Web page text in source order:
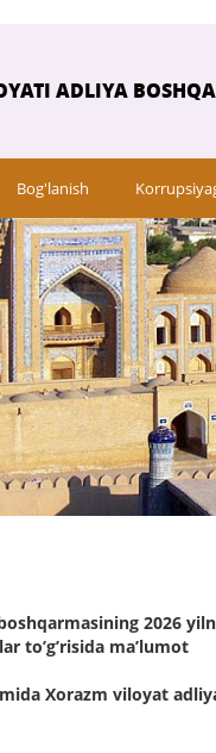
ADLIYA
Bog'lanish
2026
toʼgʼrisida maʼlumot
Xorazm viloyat